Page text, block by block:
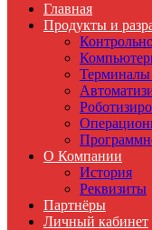
Главная
Продукты и
Терминалы
О Компании
История
Реквизиты
Партнёры
Личный кабинет